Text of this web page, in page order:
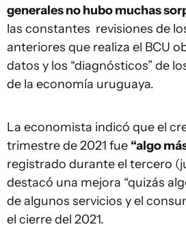
generales no hubo muchas
las constantes revisiones de
anteriores que realiza el BCU
datos y los “diagnósticos” de
de la economía uruguaya.
La economista indicó que el
trimestre de 2021 fue “algo
registrado durante el tercero
destacó una mejora “quizás
de algunos servicios y el
el cierre del 2021.